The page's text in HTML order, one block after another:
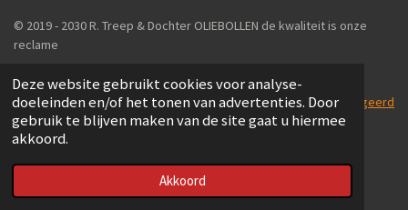
Deze website gebruikt cookies voor analyse-
doeleinden en/of het tonen van advertenties. Door
gebruik te blijven maken van de site gaat u hiermee
akkoord.
Akkoord
© 2019 - 2030 R. Treep & Dochter OLIEBOLLEN de kwaliteit is onze
reclame
Powered by: Sander Voogsgeerd